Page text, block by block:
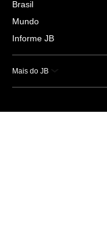
Brasil
Mundo
Informe JB
Mais do JB
Esportes